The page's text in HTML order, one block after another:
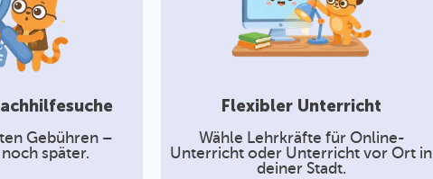
Gebühren –
später.
Flexibler Unterricht
Wähle Lehrkräfte für Online-
Unterricht oder Unterricht vor Ort in
deiner Stadt.